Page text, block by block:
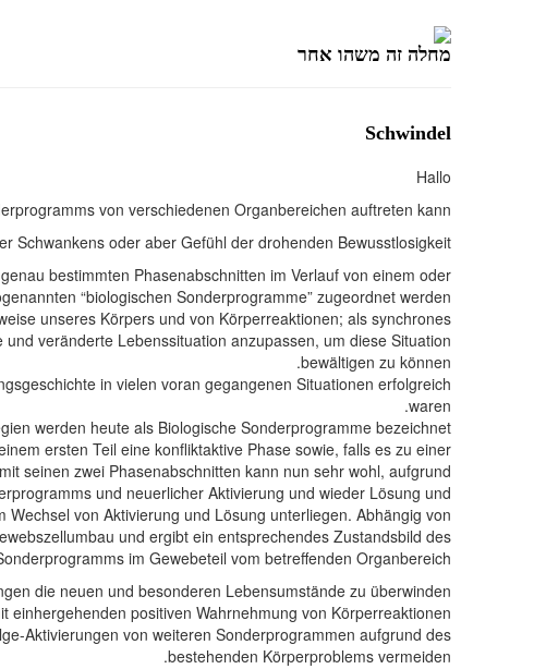
מחלה זה משהו אחר
Schwindel
Hallo
von verschiedenen Organbereichen auftreten kann.
Schwankens oder aber Gefühl der drohenden Bewusstlosigkeit.
bestimmten Phasenabschnitten im Verlauf von einem oder
“biologischen Sonderprogramme” zugeordnet werden.
unseres Körpers und von Körperreaktionen; als synchrones
veränderte Lebenssituation anzupassen, um diese Situation
bewältigen zu können.
in vielen voran gegangenen Situationen erfolgreich
waren.
werden heute als Biologische Sonderprogramme bezeichnet.
ersten Teil eine konfliktaktive Phase sowie, falls es zu einer
seinen zwei Phasenabschnitten kann nun sehr wohl, aufgrund
und neuerlicher Aktivierung und wieder Lösung und
von Aktivierung und Lösung unterliegen. Abhängig von
und ergibt ein entsprechendes Zustandsbild des
im Gewebeteil vom betreffenden Organbereich.
die neuen und besonderen Lebensumstände zu überwinden
einhergehenden positiven Wahrnehmung von Körperreaktionen
Aktivierungen von weiteren Sonderprogrammen aufgrund des
bestehenden Körperproblems vermeiden.